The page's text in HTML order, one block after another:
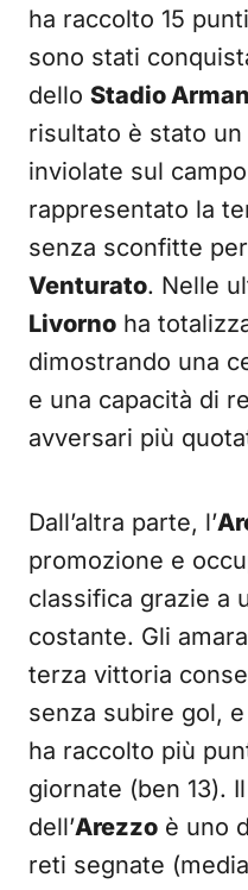
ha raccolto 15
sono stati
dello Stadio
risultato è stato
inviolate sul
rappresentato la
senza sconfitte
Venturato. Nelle
Livorno ha
dimostrando una
e una capacità di
avversari più
Dall’altra parte, l’
promozione e
classifica grazie a
costante. Gli
terza vittoria
senza subire gol,
ha raccolto più
giornate (ben 13).
dell’Arezzo è uno
reti segnate